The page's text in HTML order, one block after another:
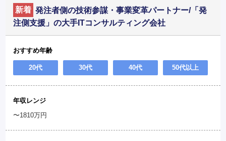
新着 発注者側の技術参謀・事業変革パートナー/「発
注側支援」の大手ITコンサルティング会社
おすすめ年齢
20代 30代 40代 50代以上
年収レンジ
〜1810万円